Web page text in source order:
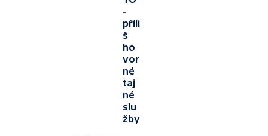
-
příli
š
ho
vor
né
taj
né
slu
žby